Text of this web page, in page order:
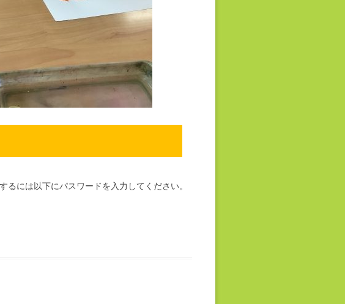
には以下にパスワードを入力してください。